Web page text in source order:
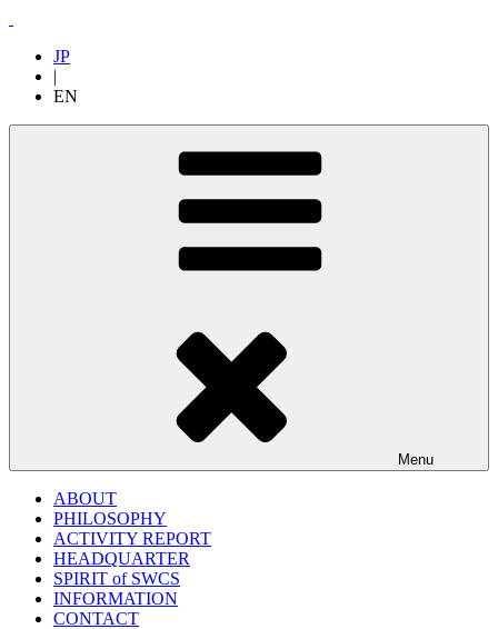
JP
|
EN
Menu
ABOUT
PHILOSOPHY
ACTIVITY REPORT
HEADQUARTER
SPIRIT of SWCS
INFORMATION
CONTACT